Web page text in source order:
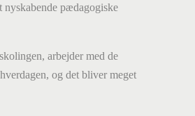
nyskabende pædagogiske
arbejder med de
og det bliver meget